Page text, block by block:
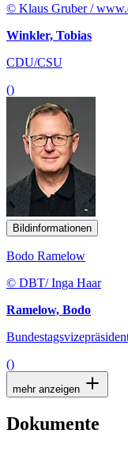
© Klaus Gruber /
Winkler, Tobias
CDU/CSU
()
Bildinformationen
Bodo Ramelow
© DBT/ Inga Haar
Ramelow, Bodo
()
mehr anzeigen
Dokumente